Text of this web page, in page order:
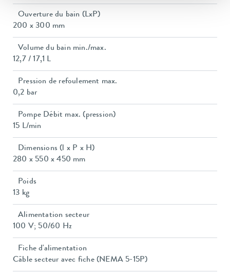
Ouverture du bain (LxP)
200 x 300 mm
Volume du bain min./max.
12,7 / 17,1 L
Pression de refoulement max.
0,2 bar
Pompe Débit max. (pression)
15 L/min
Dimensions (l x P x H)
280 x 550 x 450 mm
Poids
13 kg
Alimentation secteur
100 V; 50/60 Hz
Fiche d'alimentation
Câble secteur avec fiche (NEMA 5-15P)